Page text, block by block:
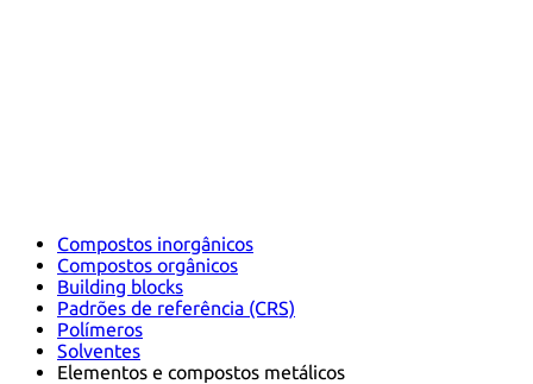
Compostos inorgânicos
Compostos orgânicos
Building blocks
Padrões de referência (CRS)
Polímeros
Solventes
Elementos e compostos metálicos